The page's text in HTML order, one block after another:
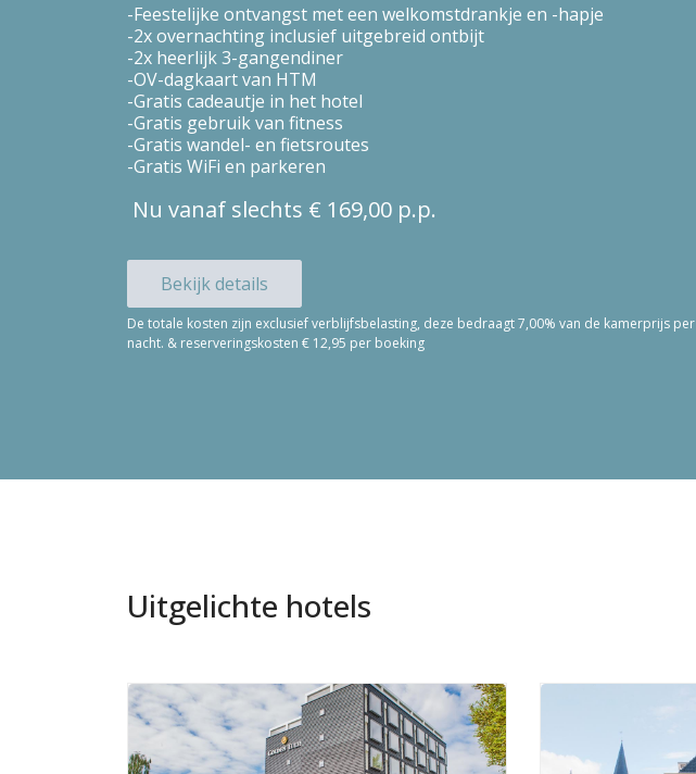
Feestelijke ontvangst met een welkomstdrankje en -hapje
2x overnachting inclusief uitgebreid ontbijt
2x heerlijk 3-gangendiner
OV-dagkaart van HTM
Gratis cadeautje in het hotel
Gratis gebruik van fitness
Gratis wandel- en fietsroutes
Gratis WiFi en parkeren
Nu vanaf slechts € 169,00 p.p.
Bekijk details
De totale kosten zijn exclusief verblijfsbelasting, deze bedraagt 7,00% van de kamerprijs per
nacht. & reserveringskosten € 12,95 per boeking
Uitgelichte hotels
Aanbevolen